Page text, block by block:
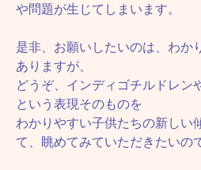
や問題が生じてしまいます。
是非、お願いしたいのは、わか
ありますが、
どうぞ、インディゴチルドレン
という表現そのものを
わかりやすい子供たちの新しい
て、眺めてみていただきたいの